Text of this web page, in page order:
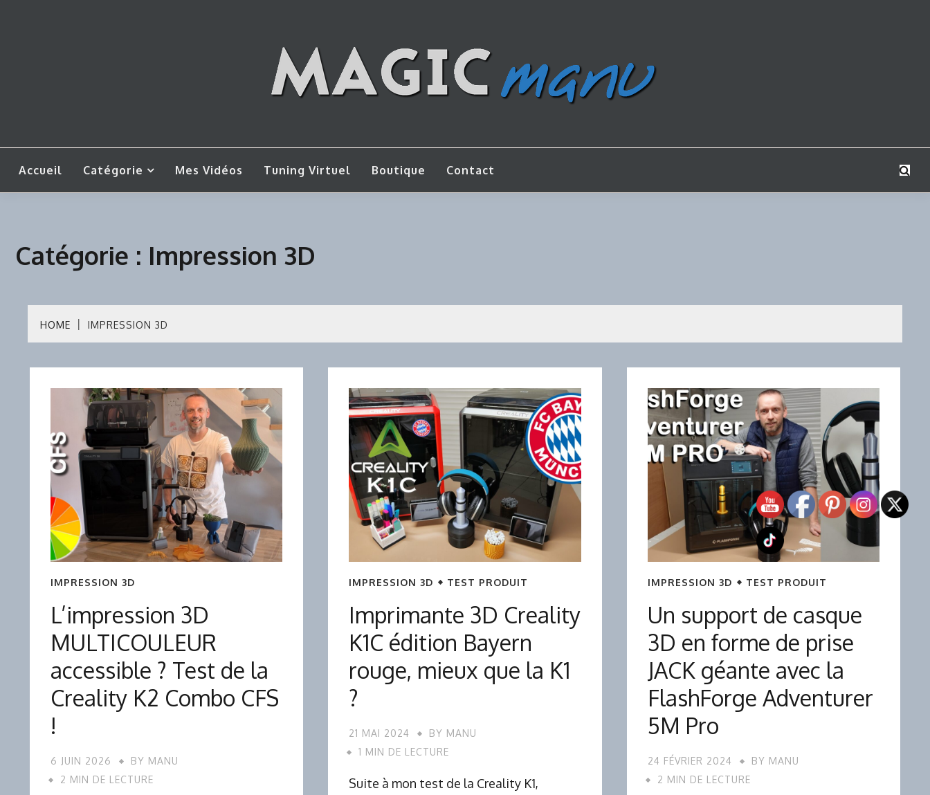
MAGICMANU
Accueil Catégorie Mes Vidéos Tuning Virtuel Boutique Contact
Catégorie : Impression 3D
HOME IMPRESSION 3D
IMPRESSION 3D
L’impression 3D
MULTICOULEUR
accessible ? Test de la
Creality K2 Combo CFS
!
6 JUIN 2026 BY MANU
2 MIN DE LECTURE
IMPRESSION 3D TEST PRODUIT
Imprimante 3D Creality
K1C édition Bayern
rouge, mieux que la K1
?
21 MAI 2024 BY MANU
1 MIN DE LECTURE
Suite à mon test de la Creality K1,
IMPRESSION 3D TEST PRODUIT
Un support de casque
3D en forme de prise
JACK géante avec la
FlashForge Adventurer
5M Pro
24 FÉVRIER 2024 BY MANU
2 MIN DE LECTURE